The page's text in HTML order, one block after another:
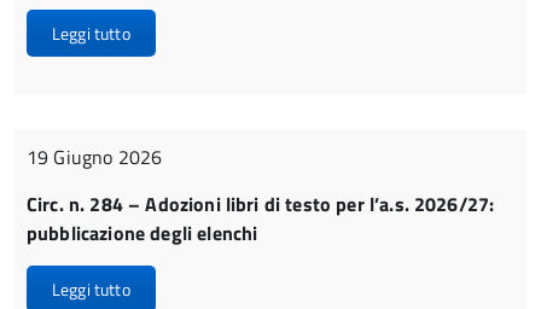
Leggi tutto
19 Giugno 2026
Circ. n. 284 – Adozioni libri di testo per l’a.s. 2026/27:
pubblicazione degli elenchi
Leggi tutto